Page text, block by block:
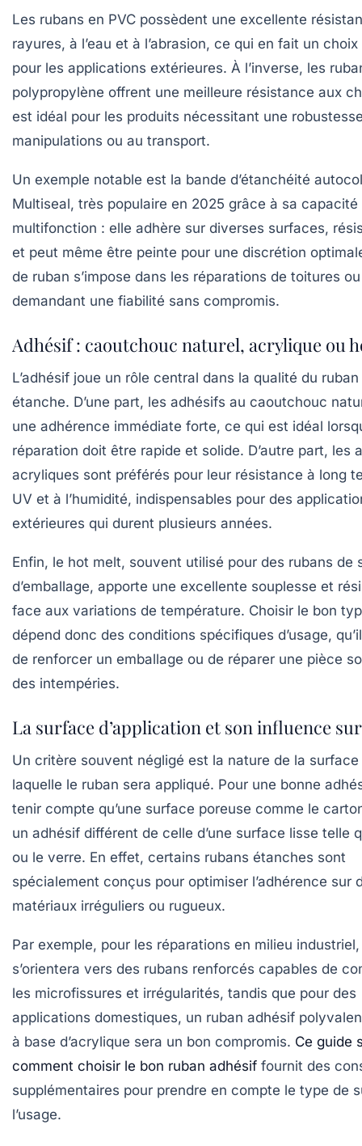
Les rubans en PVC possèdent une excellente
rayures, à l’eau et à l’abrasion, ce qui en fait un
pour les applications extérieures. À l’inverse, les
polypropylène offrent une meilleure résistance aux
est idéal pour les produits nécessitant une
manipulations ou au transport.
Un exemple notable est la bande d’étanchéité
Multiseal, très populaire en 2025 grâce à sa capacité
multifonction : elle adhère sur diverses surfaces,
et peut même être peinte pour une discrétion
de ruban s’impose dans les réparations de toitures
demandant une fiabilité sans compromis.
Adhésif : caoutchouc naturel, acrylique ou
L’adhésif joue un rôle central dans la qualité du
étanche. D’une part, les adhésifs au caoutchouc
une adhérence immédiate forte, ce qui est idéal
réparation doit être rapide et solide. D’autre part, les
acryliques sont préférés pour leur résistance à long
UV et à l’humidité, indispensables pour des
extérieures qui durent plusieurs années.
Enfin, le hot melt, souvent utilisé pour des rubans de
d’emballage, apporte une excellente souplesse et
face aux variations de température. Choisir le bon
dépend donc des conditions spécifiques d’usage,
de renforcer un emballage ou de réparer une pièce
des intempéries.
La surface d’application et son influence
Un critère souvent négligé est la nature de la surface
laquelle le ruban sera appliqué. Pour une bonne
tenir compte qu’une surface poreuse comme le
un adhésif différent de celle d’une surface lisse telle
ou le verre. En effet, certains rubans étanches sont
spécialement conçus pour optimiser l’adhérence sur
matériaux irréguliers ou rugueux.
Par exemple, pour les réparations en milieu
s’orientera vers des rubans renforcés capables de
les microfissures et irrégularités, tandis que pour des
applications domestiques, un ruban adhésif
à base d’acrylique sera un bon compromis. Ce guide
comment choisir le bon ruban adhésif fournit des
supplémentaires pour prendre en compte le type de
l’usage.